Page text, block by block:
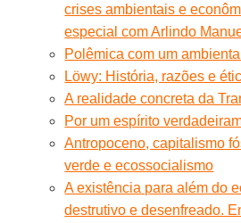
crises ambientais e
especial com Arlindo
Polêmica com um
Löwy: História, razões e
A realidade concreta da
Por um espírito
Antropoceno, capitalismo
verde e ecossocialismo
A existência para além do
destrutivo e desenfreado.